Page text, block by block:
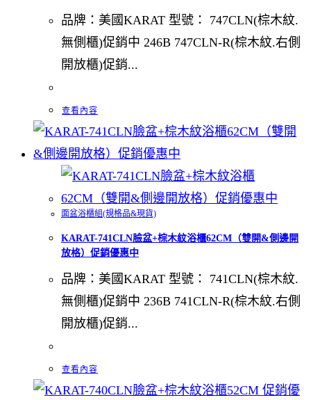
品牌：美國KARAT 型號： 747CLN(棕木紋.
無側櫃)促銷中 246B 747CLN-R(棕木紋.右側
開放櫃)促銷...
查看內容
面盆浴櫃組(規格品&現貨)
KARAT-741CLN臉盆+棕木紋浴櫃62CM（雙開&側邊開
放格）促銷優惠中
品牌：美國KARAT 型號： 741CLN(棕木紋.
無側櫃)促銷中 236B 741CLN-R(棕木紋.右側
開放櫃)促銷...
查看內容